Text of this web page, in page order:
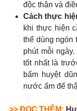
độc thận và
Cách thực
khi thực hiện
thể dùng ngón
phút mỗi
tốt nhất là
bấm huyệt
nước ấm để